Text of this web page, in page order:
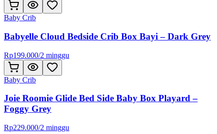
Baby Crib
Babyelle Cloud Bedside Crib Box Bayi – Dark Grey
Rp199.000/2 minggu
Baby Crib
Joie Roomie Glide Bed Side Baby Box Playard –
Foggy Grey
Rp229.000/2 minggu